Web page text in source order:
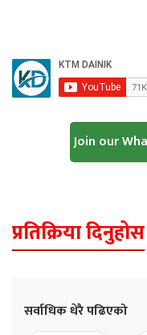
Join our
प्रतिक्रिया दिनुहोस
सर्वाधिक धेरै पढिएको